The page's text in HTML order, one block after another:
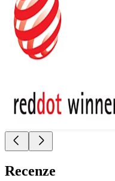
Recenze